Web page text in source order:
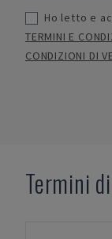
Ho letto e
TERMINI E
CONDIZIONI DI
Termini